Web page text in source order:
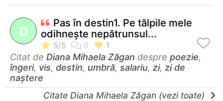
D
Pas în destin1. Pe tălpile mele
odihneşte nepătrunsul...
Citat de Diana Mihaela Zăgan despre poezie,
îngeri, vis, destin, umbră, salariu, zi, zi de
naștere
Citate Diana Mihaela Zăgan (vezi toate)